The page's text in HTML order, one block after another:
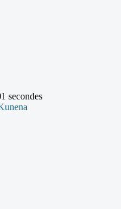
secondes